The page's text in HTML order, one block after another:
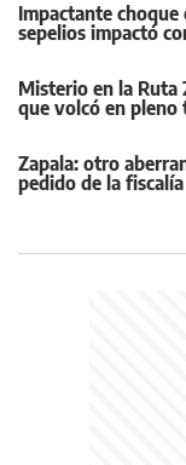
Impactante choque
sepelios impactó
Misterio en la Ruta
que volcó en pleno
Zapala: otro
pedido de la